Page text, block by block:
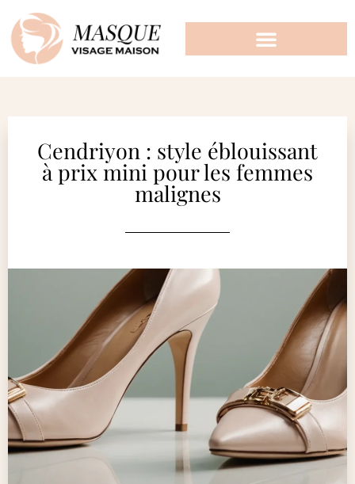
Cendriyon : style éblouissant
à prix mini pour les femmes
malignes